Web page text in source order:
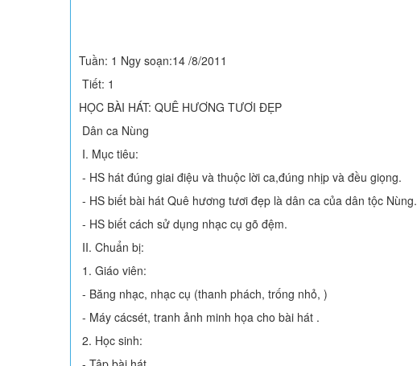
Tuần: 1 Ngy soạn:14 /8/2011
Tiết: 1
HỌC BÀI HÁT: QUÊ HƯƠNG TƯƠI ĐẸP
Dân ca Nùng
I. Mục tiêu:
- HS hát đúng giai điệu và thuộc lời ca,đúng nhịp và đều giọng.
- HS biết bài hát Quê hương tươi đẹp là dân ca của dân tộc Nùng.
- HS biết cách sử dụng nhạc cụ gõ đệm.
II. Chuẩn bị:
1. Giáo viên:
- Băng nhạc, nhạc cụ (thanh phách, trống nhỏ, )
- Máy cácsét, tranh ảnh minh họa cho bài hát .
2. Học sinh: